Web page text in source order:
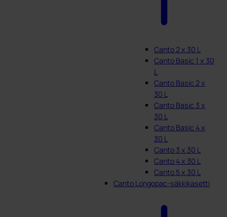
Canto 2 x 30 L
Canto Basic 1 x 30
L
Canto Basic 2 x
30 L
Canto Basic 3 x
30 L
Canto Basic 4 x
30 L
Canto 3 x 30 L
Canto 4 x 30 L
Canto 5 x 30 L
Canto Longopac-säkkikasetti